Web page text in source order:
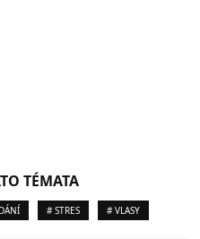
TÉMATA
# STRES # VLASY